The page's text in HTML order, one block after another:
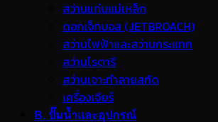
สว่านแท่นแม่เหล็ก
ดอกเจ็ทบอส (JETBROACH)
สว่านไฟฟ้าและสว่านกระแทก
สว่านโรตารี
สว่านเจาะทำลายสกัด
เครื่องเจียร์
B. ปั๊มน้ำและอุปกรณ์